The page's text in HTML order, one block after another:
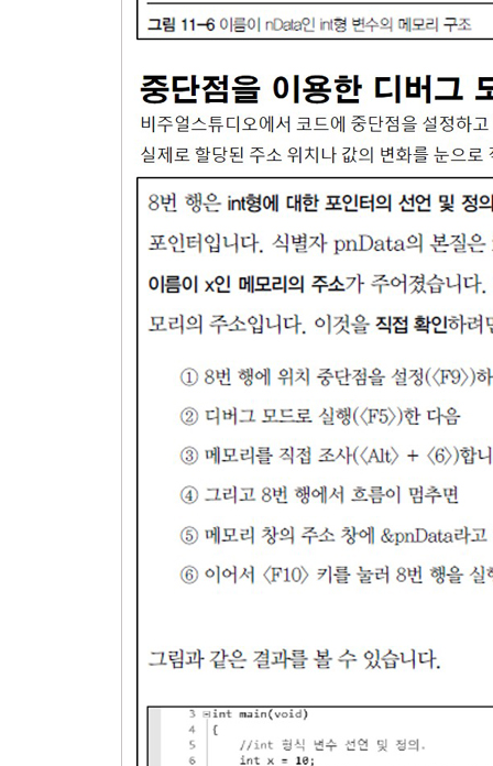
7.1.3. 반복문 내부에 선언한 자동변수
7.1.4. 반복문의 중첩
7.2.1. while문과 비교
7.2.2. '*'를 이용한 도형출력 실습
7.3. do while문
7.4. break와 continue
모범답안과 해설
연습문제
8장. 배열
8.1. 1차원 배열의 기본 문법
8.3. 문자의 배열
8.3.1. 문자열의 기본 구조
8.4. 다차원 배열
8.4.1. 2차원 배열의 기본 문법
8.4.2. 3차원 배열
연습문제
9.1. 배열 요소의 정렬
9.1.2. 버블정렬
9.1.3. 선택정렬